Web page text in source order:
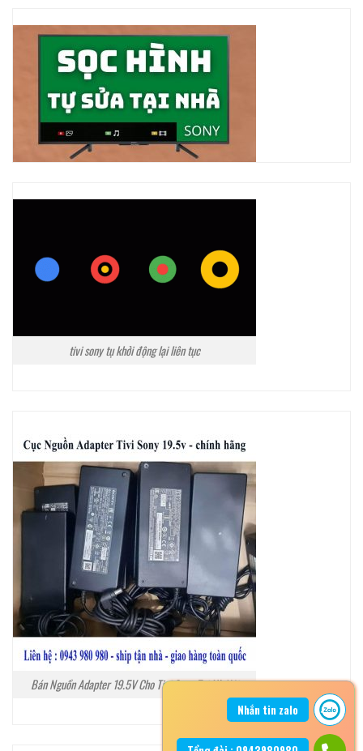
tivi sony tụ khởi động lại liên tục
Bán Nguồn Adapter 19.5V Cho Tivi Sony Tại Hà Nội
Nhắn tin zalo